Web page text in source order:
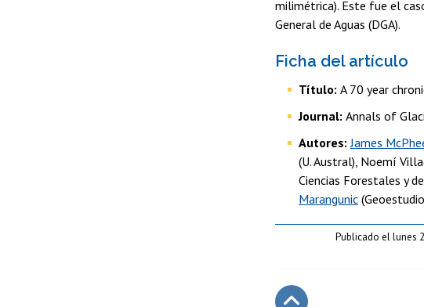
milimétrica). Este fue el
General de Aguas (DGA).
Ficha del artículo
Título: A 70 year
Journal: Annals of
Autores:James
(U. Austral), Noemí
Ciencias Forestales y
Marangunic
Publicado el lunes